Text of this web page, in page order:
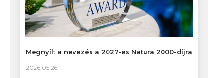
Megnyílt a nevezés a 2027-es Natura 2000-díjra
2026.05.26.